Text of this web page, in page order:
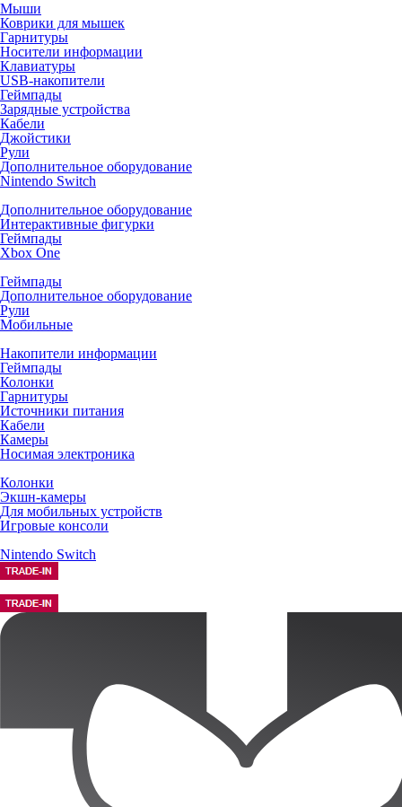
Мыши
Коврики для мышек
Гарнитуры
Носители информации
Клавиатуры
USB-накопители
Геймпады
Зарядные устройства
Кабели
Джойстики
Рули
Дополнительное оборудование
Nintendo Switch
Дополнительное оборудование
Интерактивные фигурки
Геймпады
Xbox One
Геймпады
Дополнительное оборудование
Рули
Мобильные
Накопители информации
Геймпады
Колонки
Гарнитуры
Источники питания
Кабели
Камеры
Носимая электроника
Колонки
Экшн-камеры
Для мобильных устройств
Игровые консоли
Nintendo Switch